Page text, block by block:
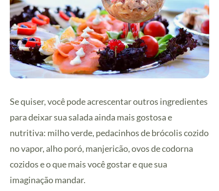
Se quiser, você pode acrescentar outros ingredientes
para deixar sua salada ainda mais gostosa e
nutritiva: milho verde, pedacinhos de brócolis cozido
no vapor, alho poró, manjericão, ovos de codorna
cozidos e o que mais você gostar e que sua
imaginação mandar.